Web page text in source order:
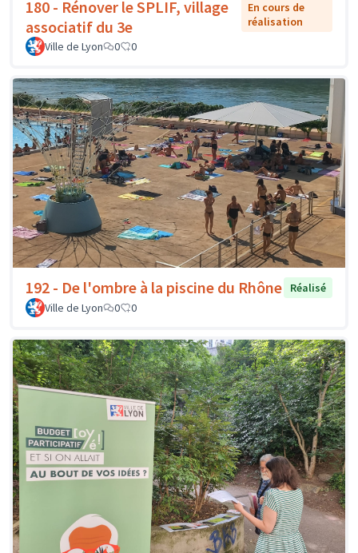
180 - Rénover le SPLIF, village
associatif du 3e
En cours de
réalisation
Ville de Lyon
0 0
192 - De l'ombre à la piscine du Rhône
Réalisé
Ville de Lyon
0 0